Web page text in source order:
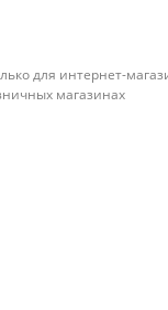
для интернет-
магазинах